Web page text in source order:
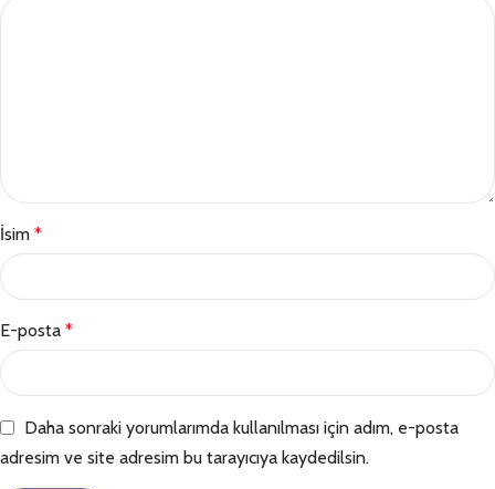
İsim *
E-posta *
Daha sonraki yorumlarımda kullanılması için adım, e-posta
adresim ve site adresim bu tarayıcıya kaydedilsin.